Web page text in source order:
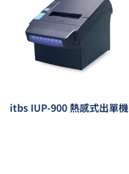
itbs IUP-900 熱感式出單機